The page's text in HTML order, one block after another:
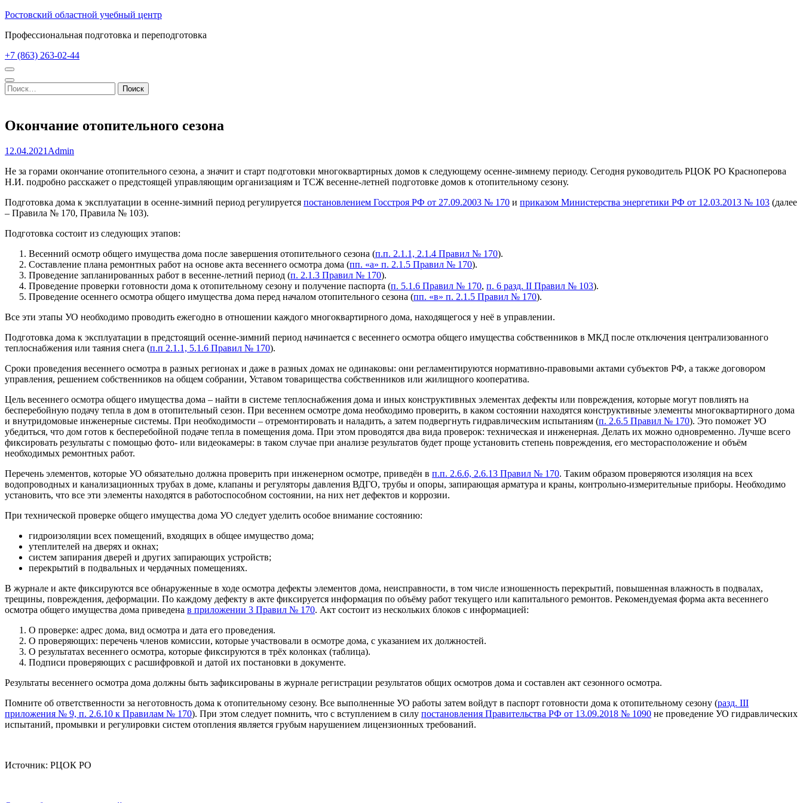
Перейти
содержимому
Enter)
Ростовский областной учебный центр
Профессиональная подготовка и переподготовка
+7 (863) 263-02-44
Найти:
Окончание отопительного сезона
12.04.2021 Admin
Не за горами окончание отопительного сезона, а значит и старт подготовки многоквартирных домов к следующему осенне-зимнему периоду. Сегодня руководитель РЦОК РО Красноперова
Н.И. подробно расскажет о предстоящей управляющим организациям и ТСЖ весенне-летней подготовке домов к отопительному сезону.
Подготовка дома к эксплуатации в осенне-зимний период регулируется постановлением Госстроя РФ от 27.09.2003 № 170 и приказом Министерства энергетики РФ от 12.03.2013 № 103 (далее
– Правила № 170, Правила № 103).
Подготовка состоит из следующих этапов:
Весенний осмотр общего имущества дома после завершения отопительного сезона (п.п. 2.1.1, 2.1.4 Правил № 170).
Составление плана ремонтных работ на основе акта весеннего осмотра дома (пп. «а» п. 2.1.5 Правил № 170).
Проведение запланированных работ в весенне-летний период (п. 2.1.3 Правил № 170).
Проведение проверки готовности дома к отопительному сезону и получение паспорта (п. 5.1.6 Правил № 170, п. 6 разд. II Правил № 103).
Проведение осеннего осмотра общего имущества дома перед началом отопительного сезона (пп. «в» п. 2.1.5 Правил № 170).
Все эти этапы УО необходимо проводить ежегодно в отношении каждого многоквартирного дома, находящегося у неё в управлении.
Подготовка дома к эксплуатации в предстоящий осенне-зимний период начинается с весеннего осмотра общего имущества собственников в МКД после отключения централизованного
теплоснабжения или таяния снега (п.п 2.1.1, 5.1.6 Правил № 170).
Сроки проведения весеннего осмотра в разных регионах и даже в разных домах не одинаковы: они регламентируются нормативно-правовыми актами субъектов РФ, а также договором
управления, решением собственников на общем собрании, Уставом товарищества собственников или жилищного кооператива.
Цель весеннего осмотра общего имущества дома – найти в системе теплоснабжения дома и иных конструктивных элементах дефекты или повреждения, которые могут повлиять на
бесперебойную подачу тепла в дом в отопительный сезон. При весеннем осмотре дома необходимо проверить, в каком состоянии находятся конструктивные элементы многоквартирного дома
и внутридомовые инженерные системы. При необходимости – отремонтировать и наладить, а затем подвергнуть гидравлическим испытаниям (п. 2.6.5 Правил № 170). Это поможет УО
убедиться, что дом готов к бесперебойной подаче тепла в помещения дома. При этом проводятся два вида проверок: техническая и инженерная. Делать их можно одновременно. Лучше всего
фиксировать результаты с помощью фото- или видеокамеры: в таком случае при анализе результатов будет проще установить степень повреждения, его месторасположение и объём
необходимых ремонтных работ.
Перечень элементов, которые УО обязательно должна проверить при инженерном осмотре, приведён в п.п. 2.6.6, 2.6.13 Правил № 170. Таким образом проверяются изоляция на всех
водопроводных и канализационных трубах в доме, клапаны и регуляторы давления ВДГО, трубы и опоры, запирающая арматура и краны, контрольно-измерительные приборы. Необходимо
установить, что все эти элементы находятся в работоспособном состоянии, на них нет дефектов и коррозии.
При технической проверке общего имущества дома УО следует уделить особое внимание состоянию:
гидроизоляции всех помещений, входящих в общее имущество дома;
утеплителей на дверях и окнах;
систем запирания дверей и других запирающих устройств;
перекрытий в подвальных и чердачных помещениях.
В журнале и акте фиксируются все обнаруженные в ходе осмотра дефекты элементов дома, неисправности, в том числе изношенность перекрытий, повышенная влажность в подвалах,
трещины, повреждения, деформации. По каждому дефекту в акте фиксируется информация по объёму работ текущего или капитального ремонтов. Рекомендуемая форма акта весеннего
осмотра общего имущества дома приведена в приложении 3 Правил № 170. Акт состоит из нескольких блоков с информацией:
О проверке: адрес дома, вид осмотра и дата его проведения.
О проверяющих: перечень членов комиссии, которые участвовали в осмотре дома, с указанием их должностей.
О результатах весеннего осмотра, которые фиксируются в трёх колонках (таблица).
Подписи проверяющих с расшифровкой и датой их постановки в документе.
Результаты весеннего осмотра дома должны быть зафиксированы в журнале регистрации результатов общих осмотров дома и составлен акт сезонного осмотра.
Помните об ответственности за неготовность дома к отопительному сезону. Все выполненные УО работы затем войдут в паспорт готовности дома к отопительному сезону (разд. III
приложения № 9, п. 2.6.10 к Правилам № 170). При этом следует помнить, что с вступлением в силу постановления Правительства РФ от 13.09.2018 № 1090 не проведение УО гидравлических
испытаний, промывки и регулировки систем отопления является грубым нарушением лицензионных требований.
Источник: РЦОК РО